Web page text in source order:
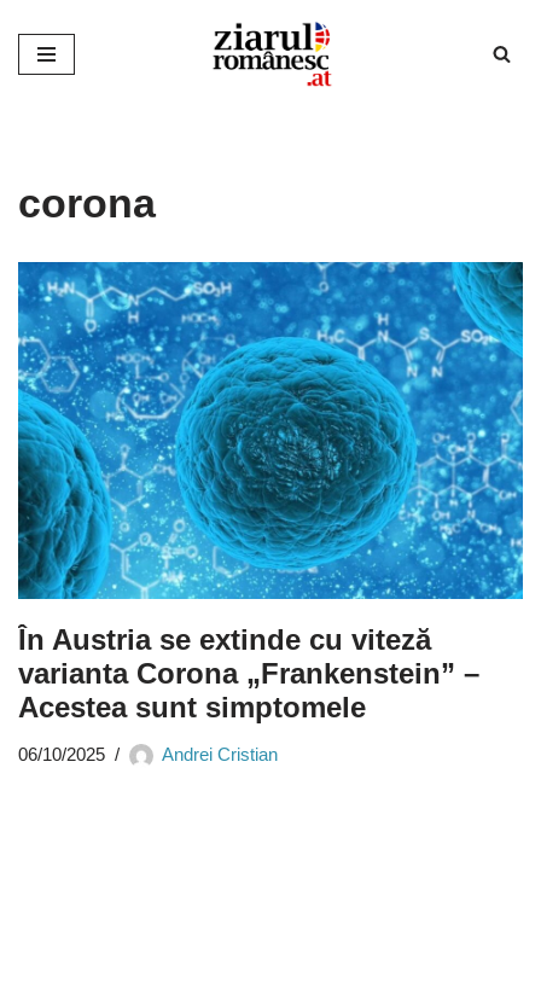
Sari
corona
În Austria se extinde cu viteză
varianta Corona „Frankenstein” –
Acestea sunt simptomele
06/10/2025 Andrei Cristian